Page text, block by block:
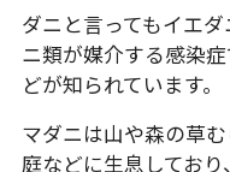
ダニと言ってもイエ
ニ類が媒介する感染
どが知られています。
マダニは山や森の草む
庭などに生息してお